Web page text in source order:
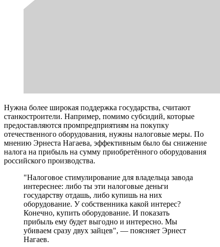
Нужна более широкая поддержка государства, считают
станкостроители. Например, помимо субсидий, которые
предоставляются промпредприятиям на покупку
отечественного оборудования, нужны налоговые меры. По
мнению Эрнеста Нагаева, эффективным было бы снижение
налога на прибыль на сумму приобретённого оборудования
российского производства.
"Налоговое стимулирование для владельца завода
интереснее: либо ты эти налоговые деньги
государству отдашь, либо купишь на них
оборудование. У собственника какой интерес?
Конечно, купить оборудование. И показать
прибыль ему будет выгодно и интересно. Мы
убиваем сразу двух зайцев", — поясняет Эрнест
Нагаев.